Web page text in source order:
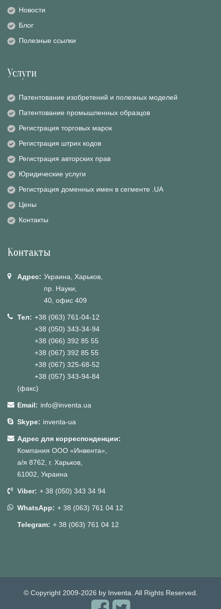
Новости
Блог
Полезные ссылки
Услуги
Патентование изобретений и полезных моделей
Патентование промышленных образцов
Регистрация торговых марок
Регистрация штрих кодов
Регистрация авторских прав
Юридические услуги
Регистрация доменных имен в сегменте .UA
Цены
Контакты
Контакты
Адрес: Украина, Харьков,
пр. Науки,
40, офис 409
Тел: +38 (063) 761-04-12
+38 (050) 343-34-94
+38 (066) 392 85 55
+38 (067) 392 85 55
+38 (067) 325-68-52
+38 (057) 343-94-84
(факс)
Email: info@inventa.ua
Skype: inventa-ua
Адрес для корреспонденции:
Компания ООО «Инвента»,
а/я 8762, г. Харьков,
61002, Украина
Viber: + 38 (050) 343 34 94
WhatsApp: + 38 (063) 761 04 12
Telegram: + 38 (063) 761 04 12
© Copyright 2009-2026 by Inventa . All Rights Reserved.